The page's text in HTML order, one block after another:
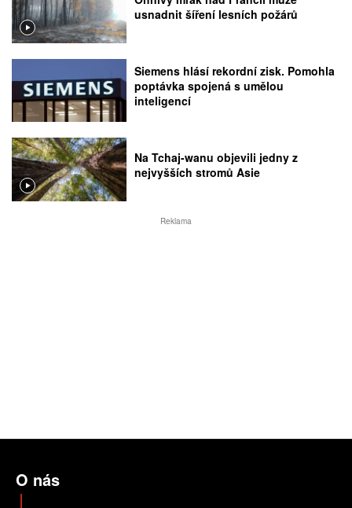
usnadnit šíření lesních požárů
Siemens hlásí rekordní zisk. Pomohla
poptávka spojená s umělou
inteligencí
Na Tchaj-wanu objevili jedny z
nejvyšších stromů Asie
Reklama
O nás